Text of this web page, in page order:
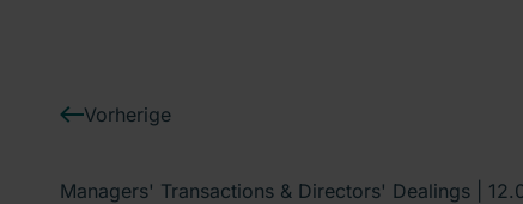
Vorherige
Managers' Transactions & Directors' Dealings |